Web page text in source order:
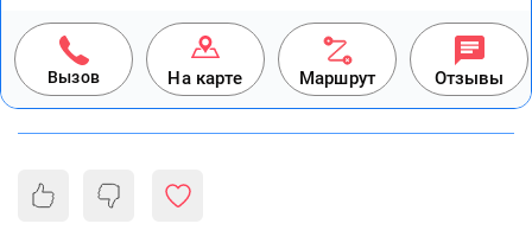
Вызов На карте Маршрут Отзывы